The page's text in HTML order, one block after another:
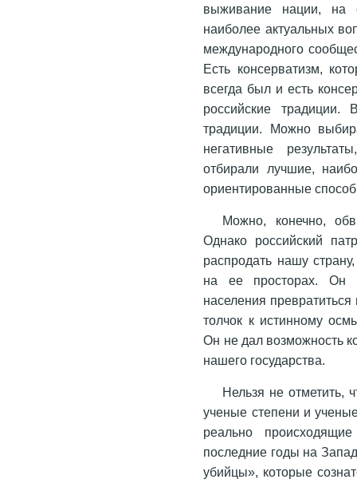
выживание нации, на
наиболее актуальных
международного
Есть консерватизм,
всегда был и есть
российские
традиции. Можно
негативные
отбирали лучшие,
ориентированные
Можно, конечно,
Однако российский
распродать нашу
на ее просторах. Он
населения
толчок к истинному
Он не дал возможность
нашего государства.
Нельзя не отметить,
ученые степени и
реально
последние годы на
убийцы», которые